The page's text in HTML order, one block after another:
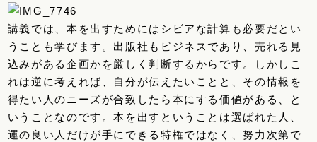
講義では、本を出すためにはシビアな計算も必要だとい
うことも学びます。出版社もビジネスであり、売れる見
込みがある企画かを厳しく判断するからです。しかしこ
れは逆に考えれば、自分が伝えたいことと、その情報を
得たい人のニーズが合致したら本にする価値がある、と
いうことなのです。本を出すということは選ばれた人、
運の良い人だけが手にできる特権ではなく、努力次第で